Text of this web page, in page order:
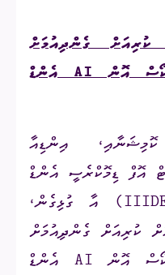
ގެންދިއުމަށް
ކޯސް އޮންAIއެންޑް
އިންޑިއާ
އޮފް ޑިމޮކްރެސީ އެންޑް
އާ ގުޅިގެން،
ޖުލައި 6 އިން 10 އަށް ކުރިއަށް ގެންދިއުމަށް
ކޯސް އޮން AI އެންޑް